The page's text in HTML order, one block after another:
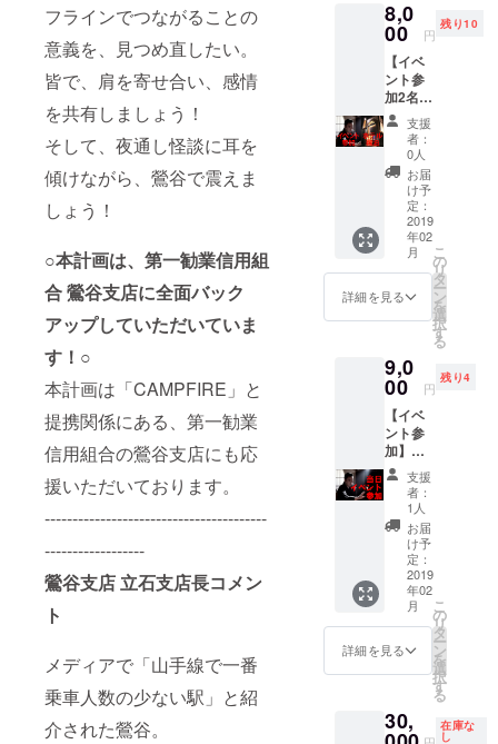
フラインでつながることの
意義を、見つめ直したい。
皆で、肩を寄せ合い、感情
を共有しましょう！
そして、夜通し怪談に耳を
傾けながら、鶯谷で震えま
しょう！
○本計画は、第一勧業信用組
合 鶯谷支店に全面バック
アップしていただいていま
す！○
本計画は「CAMPFIRE」と
提携関係にある、第一勧業
信用組合の鶯谷支店にも応
援いただいております。
----------------------------------------
------------------
鶯谷支店 立石支店長コメン
ト
メディアで「山手線で一番
乗車人数の少ない駅」と紹
介された鶯谷。
催して
いきた
いと思
います
ので、
ご支援
いただ
けると
嬉しい
です。
にご参
加いた
だくこ
とが可
能で
す。 2
名様で
参加を
ご希望
される
方は、
こちら
をお選
びくだ
さい。
8,0
00 円
残り10
【イベ
ント参
加2名分
＋鶯谷
ホテル
宿泊
券】
コース
ペアで
のイベ
ント参
加に加
えて、
根岸二
丁目に
あるホ
宿泊い
ただけ
るチ
ケット
付きの
コース
となり
ます。
ペアで
の宿泊
をいた
だくこ
とを前
提とさ
せてい
ただき
ます。
ご協力
いただ
支援
者：
0人
お届
け予
定：
2019
年02
月
詳細を見る
こ
の
リ
タ
ー
ン
を
選
択
す
る
9,0
00 円
残り4
【イベ
ント参
加】（1
組3名様
用）
コース
本イベ
ントに
ご参加
いただ
くコー
スで
す。怪
談、
トーク
イベン
にご参
加いた
支援
者：
1人
お届
け予
定：
2019
年02
月
詳細を見る
こ
の
リ
タ
ー
ン
を
選
択
す
る
30, 在庫な
し